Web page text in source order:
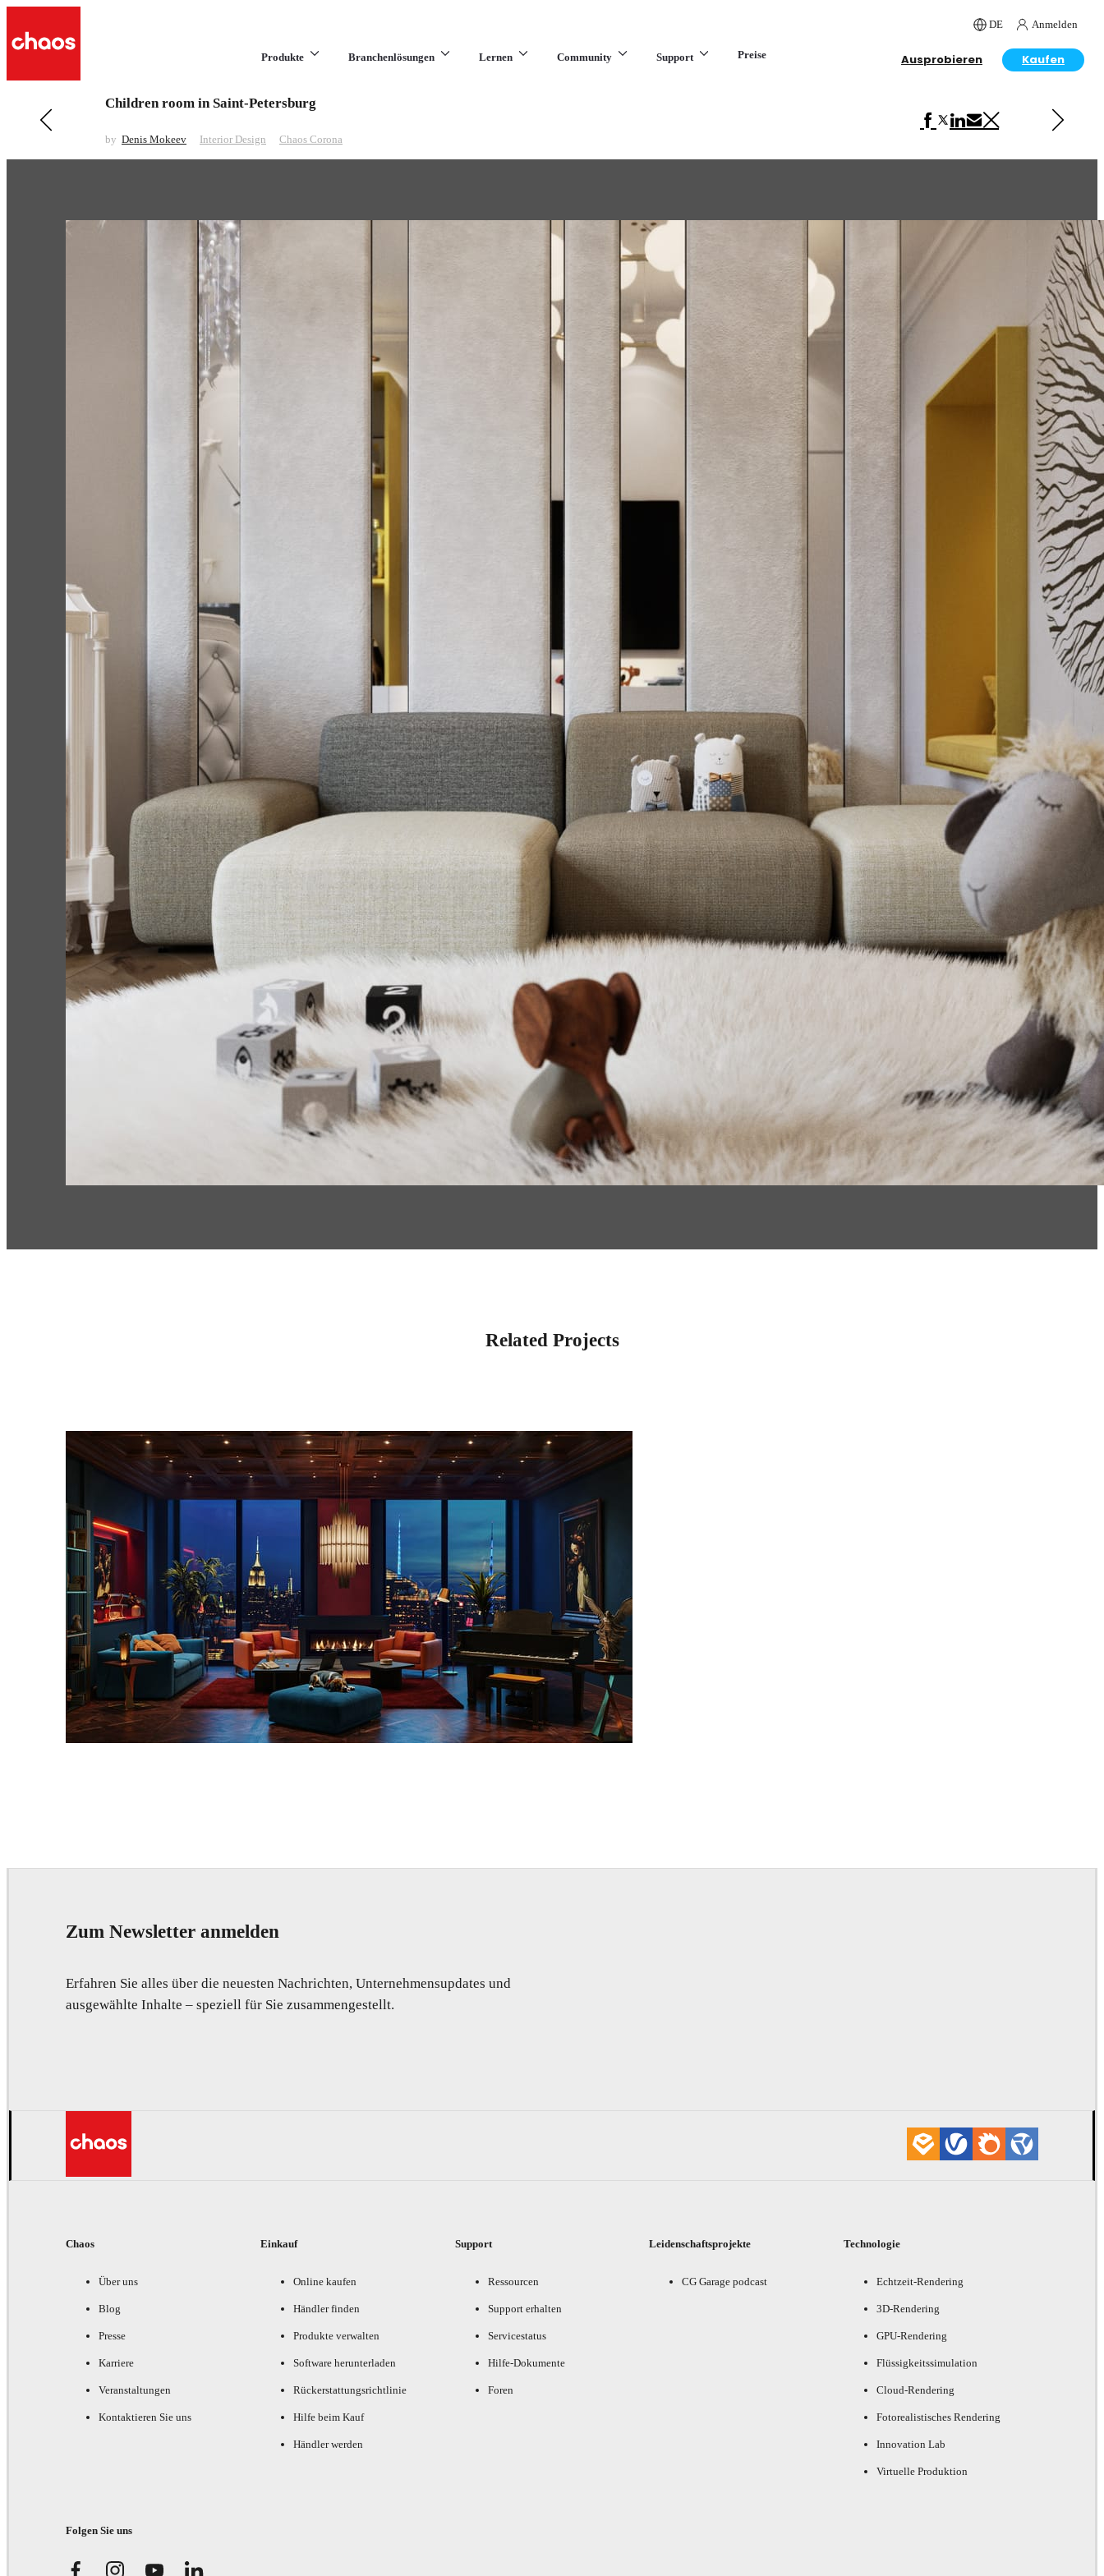
DE Anmelden
Produkte Branchenlösungen Lernen Community Support Preise Ausprobieren Kaufen
Previous in Interior Design
Children room in Saint-Petersburg
by Denis Mokeev Interior Design Chaos Corona
Rethinking Andalus
Related Projects
Zum Newsletter anmelden
Erfahren Sie alles über die neuesten Nachrichten, Unternehmensupdates und
ausgewählte Inhalte – speziell für Sie zusammengestellt.
Chaos
Über uns
Blog
Presse
Karriere
Veranstaltungen
Kontaktieren Sie uns
Einkauf
Online kaufen
Händler finden
Produkte verwalten
Software herunterladen
Rückerstattungsrichtlinie
Hilfe beim Kauf
Händler werden
Support
Ressourcen
Support erhalten
Servicestatus
Hilfe-Dokumente
Foren
Leidenschaftsprojekte
CG Garage podcast
Technologie
Echtzeit-Rendering
3D-Rendering
GPU-Rendering
Flüssigkeitssimulation
Cloud-Rendering
Fotorealistisches Rendering
Innovation Lab
Virtuelle Produktion
Folgen Sie uns